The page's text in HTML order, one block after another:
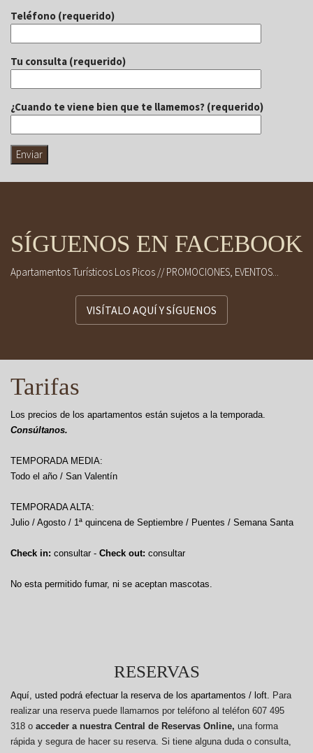
Teléfono (requerido)
Tu consulta (requerido)
¿Cuando te viene bien que te llamemos? (requerido)
SÍGUENOS EN FACEBOOK
Apartamentos Turísticos Los Picos // PROMOCIONES, EVENTOS...
VISÍTALO AQUÍ Y SÍGUENOS
Tarifas
Los precios de los apartamentos están sujetos a la temporada.
Consúltanos.
TEMPORADA MEDIA:
Todo el año / San Valentín
TEMPORADA ALTA:
Julio / Agosto / 1ª quincena de Septiembre / Puentes / Semana Santa
Check in: consultar - Check out: consultar
No esta permitido fumar, ni se aceptan mascotas.
RESERVAS
Aquí, usted podrá efectuar la reserva de los apartamentos / loft. Para
realizar una reserva puede llamarnos por teléfono al teléfon 607 495
318 o acceder a nuestra Central de Reservas Online, una forma
rápida y segura de hacer su reserva. Si tiene alguna duda o consulta,